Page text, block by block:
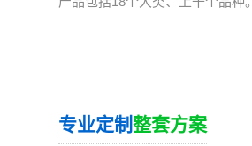
专业定制整套方案